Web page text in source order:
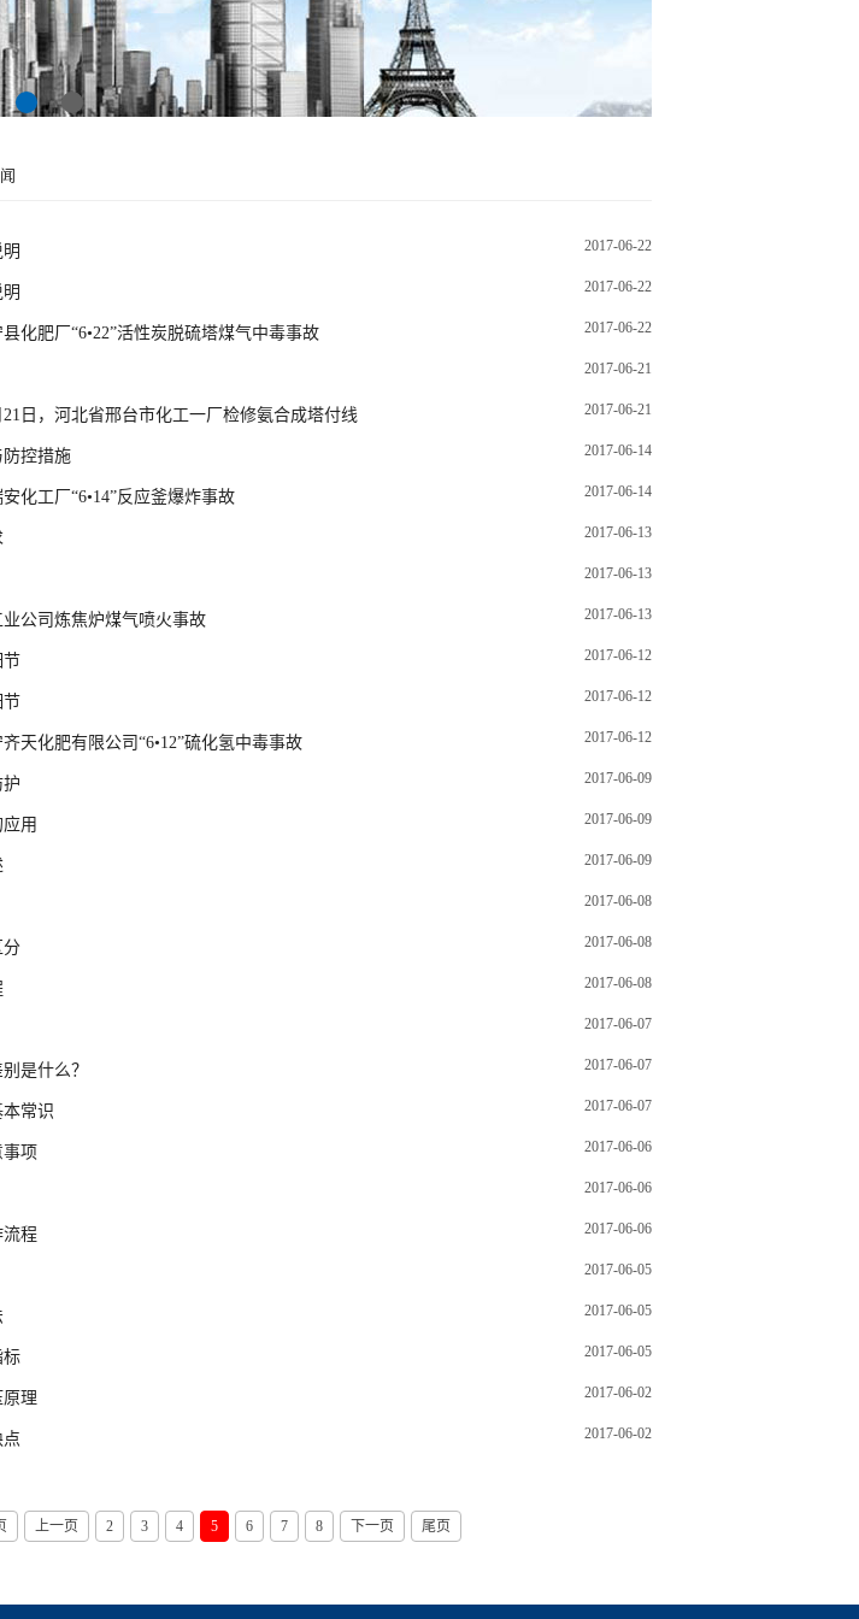
2017-06-22
2017-06-22
化肥厂“6•22”活性炭脱硫塔煤气中毒事故 2017-06-22
2017-06-21
日，河北省邢台市化工一厂检修氨合成塔付线 2017-06-21
控措施 2017-06-14
化工厂“6•14”反应釜爆炸事故 2017-06-14
2017-06-13
2017-06-13
公司炼焦炉煤气喷火事故 2017-06-13
节 2017-06-12
节 2017-06-12
天化肥有限公司“6•12”硫化氢中毒事故 2017-06-12
2017-06-09
用 2017-06-09
2017-06-09
2017-06-08
分 2017-06-08
2017-06-08
2017-06-07
是什么？ 2017-06-07
本常识 2017-06-07
项 2017-06-06
2017-06-06
流程 2017-06-06
2017-06-05
2017-06-05
标 2017-06-05
理 2017-06-02
2017-06-02
上一页 2 3 4 5 6 7 8 下一页 尾页